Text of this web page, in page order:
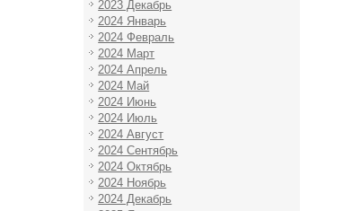
2023 Декабрь
2024 Январь
2024 Февраль
2024 Март
2024 Апрель
2024 Май
2024 Июнь
2024 Июль
2024 Август
2024 Сентябрь
2024 Октябрь
2024 Ноябрь
2024 Декабрь